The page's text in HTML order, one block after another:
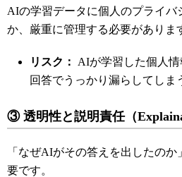
AIの学習データに個人のプライバ
か、厳重に管理する必要がありま
リスク：
AIが学習した個人
回答でうっかり漏らしてしま
③ 透明性と説明責任（
「なぜAIがその答えを出したの
要です。